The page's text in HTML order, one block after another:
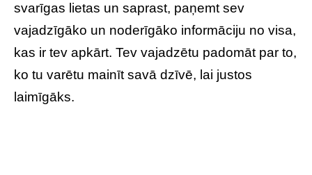
svarīgas lietas un saprast, paņemt sev
vajadzīgāko un noderīgāko informāciju no visa,
kas ir tev apkārt. Tev vajadzētu padomāt par to,
ko tu varētu mainīt savā dzīvē, lai justos
laimīgāks.